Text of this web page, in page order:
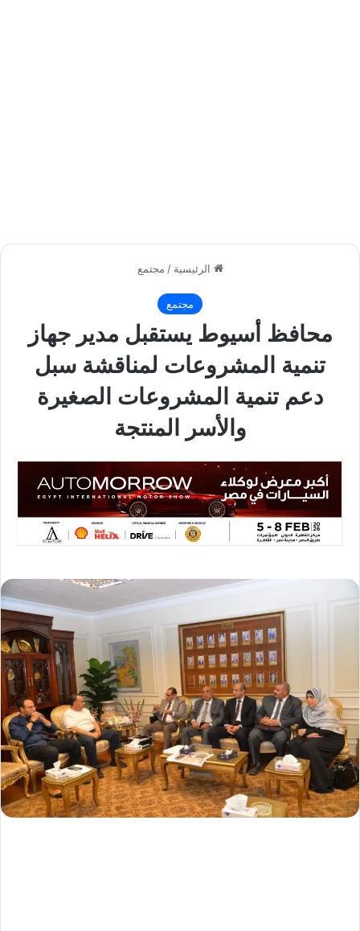
الرئيسية / مجتمع
مجتمع
محافظ أسيوط يستقبل مدير جهاز
تنمية المشروعات لمناقشة سبل
دعم تنمية المشروعات الصغيرة
والأسر المنتجة